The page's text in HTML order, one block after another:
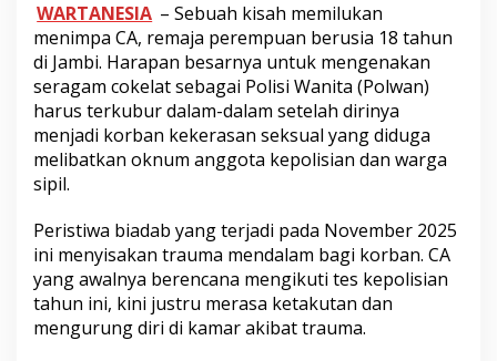
WARTANESIA – Sebuah kisah memilukan
menimpa CA, remaja perempuan berusia 18 tahun
di Jambi. Harapan besarnya untuk mengenakan
seragam cokelat sebagai Polisi Wanita (Polwan)
harus terkubur dalam-dalam setelah dirinya
menjadi korban kekerasan seksual yang diduga
melibatkan oknum anggota kepolisian dan warga
sipil.
Peristiwa biadab yang terjadi pada November 2025
ini menyisakan trauma mendalam bagi korban. CA
yang awalnya berencana mengikuti tes kepolisian
tahun ini, kini justru merasa ketakutan dan
mengurung diri di kamar akibat trauma.